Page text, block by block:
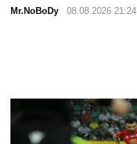
Mr.NoBoDy 08.08.2026 21:24